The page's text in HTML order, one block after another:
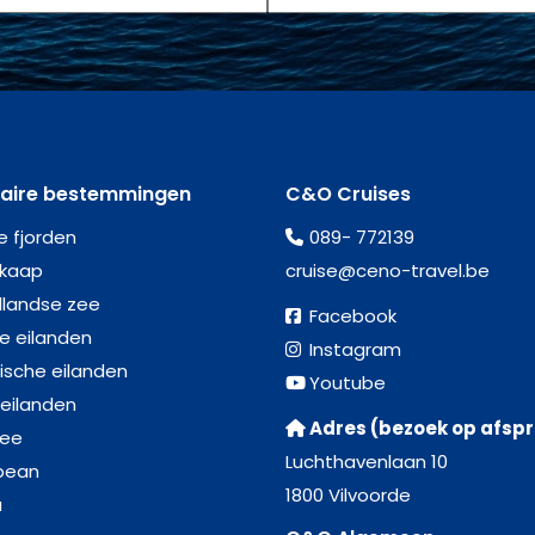
bestemmingen
fjorden
zee
eilanden
eilanden
C&O Cruises
089- 772139
cruise@ceno-travel.be
Facebook
Instagram
Youtube
Adres (bezoek op
Luchthavenlaan 10
1800 Vilvoorde